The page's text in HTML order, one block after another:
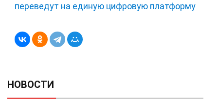
переведут на единую цифровую платформу
НОВОСТИ